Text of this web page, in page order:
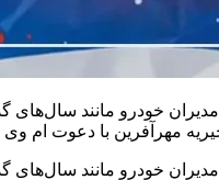
مدیران خودرو مانند سال‌های